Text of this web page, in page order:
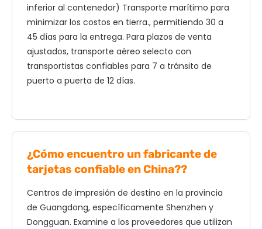
inferior al contenedor) Transporte marítimo para
minimizar los costos en tierra., permitiendo 30 a
45 días para la entrega. Para plazos de venta
ajustados, transporte aéreo selecto con
transportistas confiables para 7 a tránsito de
puerto a puerta de 12 días.
¿Cómo encuentro un fabricante de
tarjetas confiable en China??
Centros de impresión de destino en la provincia
de Guangdong, específicamente Shenzhen y
Dongguan. Examine a los proveedores que utilizan